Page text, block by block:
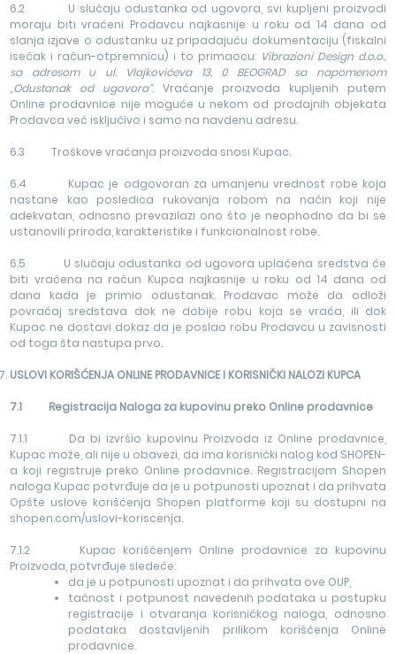
6.2 U slučaju odustanka od ugovora, svi kupljeni proizvodi
moraju biti vraćeni Prodavcu najkasnije u roku od 14 dana od
slanja izjave o odustanku uz pripadajuću dokumentaciju (fiskalni
isečak i račun-otpremnicu) i to primaocu: Vibrazioni Design d.o.o.,
sa adresom u ul. Vlajkovićeva 13, 0 BEOGRAD sa napomenom
„Odustanak od ugovora“. Vraćanje proizvoda kupljenih putem
Online prodavnice nije moguće u nekom od prodajnih objekata
Prodavca već isključivo i samo na navdenu adresu.
6.3 Troškove vraćanja proizvoda snosi Kupac.
6.4 Kupac je odgovoran za umanjenu vrednost robe koja
nastane kao posledica rukovanja robom na način koji nije
adekvatan, odnosno prevazilazi ono što je neophodno da bi se
ustanovili priroda, karakteristike i funkcionalnost robe.
6.5 U slučaju odustanka od ugovora uplaćena sredstva će
biti vraćena na račun Kupca najkasnije u roku od 14 dana od
dana kada je primio odustanak. Prodavac može da odloži
povraćaj sredstava dok ne dobije robu koja se vraća, ili dok
Kupac ne dostavi dokaz da je poslao robu Prodavcu u zavisnosti
od toga šta nastupa prvo.
USLOVI KORIŠĆENJA ONLINE PRODAVNICE I KORISNIČKI NALOZI KUPCA
7.1 Registracija Naloga za kupovinu preko Online prodavnice
7.1.1 Da bi izvršio kupovinu Proizvoda iz Online prodavnice,
Kupac može, ali nije u obavezi, da ima korisnički nalog kod SHOPEN-
a koji registruje preko Online prodavnice. Registracijom Shopen
naloga Kupac potvrđuje da je u potpunosti upoznat i da prihvata
Opšte uslove korišćenja Shopen platforme koji su dostupni na
shopen.com/uslovi-koriscenja.
7.1.2 Kupac korišćenjem Online prodavnice za kupovinu
Proizvoda, potvrđuje sledeće:
da je u potpunosti upoznat i da prihvata ove OUP,
tačnost i potpunost navedenih podataka u postupku
registracije i otvaranja korisničkog naloga, odnosno
podataka dostavljenih prilikom korišćenja Online
prodavnice.